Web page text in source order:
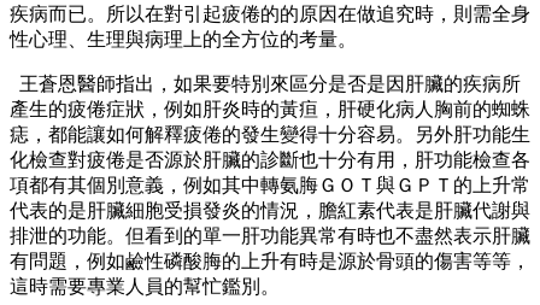
疾病而已。所以在對引起疲倦的的原因在做追究時，則需全身
性心理、生理與病理上的全方位的考量。
王蒼恩醫師指出，如果要特別來區分是否是因肝臟的疾病所
產生的疲倦症狀，例如肝炎時的黃疸，肝硬化病人胸前的蜘蛛
痣，都能讓如何解釋疲倦的發生變得十分容易。另外肝功能生
化檢查對疲倦是否源於肝臟的診斷也十分有用，肝功能檢查各
項都有其個別意義，例如其中轉氨脢ＧＯＴ與ＧＰＴ的上升常
代表的是肝臟細胞受損發炎的情況，膽紅素代表是肝臟代謝與
排泄的功能。但看到的單一肝功能異常有時也不盡然表示肝臟
有問題，例如鹼性磷酸脢的上升有時是源於骨頭的傷害等等，
這時需要專業人員的幫忙鑑別。